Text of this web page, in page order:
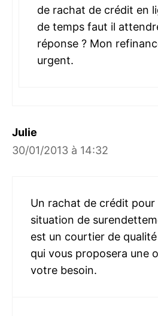
de rachat de crédit en
de temps faut il
réponse ? Mon
urgent.
Julie
30/01/2013 à 14:32
Un rachat de crédit pour
situation de
est un courtier de
qui vous proposera une
votre besoin.